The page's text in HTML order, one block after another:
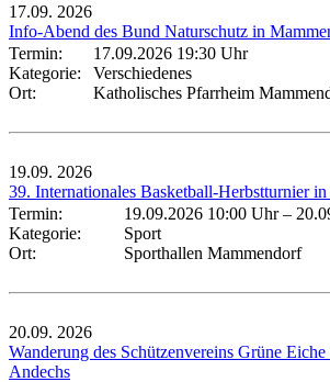
17.09. 2026
Info-Abend des Bund Naturschutz in
Termin:
17.09.2026 19:30 Uhr
Kategorie:
Verschiedenes
Ort:
Katholisches Pfarrheim
19.09. 2026
39. Internationales Basketball-Herbstturnier
Termin:
19.09.2026 10:00 Uhr–
Kategorie:
Sport
Ort:
Sporthallen Mammendorf
20.09. 2026
Wanderung des Schützenvereins Grüne
Andechs